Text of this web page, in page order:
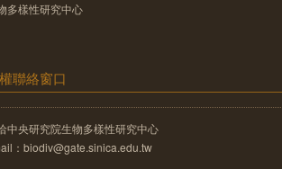
多樣性研究中心
聯絡窗口
中央研究院生物多樣性研究中心
：biodiv@gate.sinica.edu.tw